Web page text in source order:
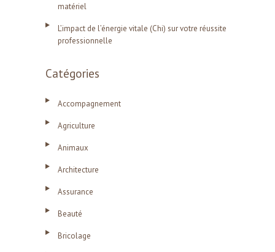
matériel
L’impact de l’énergie vitale (Chi) sur votre réussite
professionnelle
Catégories
Accompagnement
Agriculture
Animaux
Architecture
Assurance
Beauté
Bricolage